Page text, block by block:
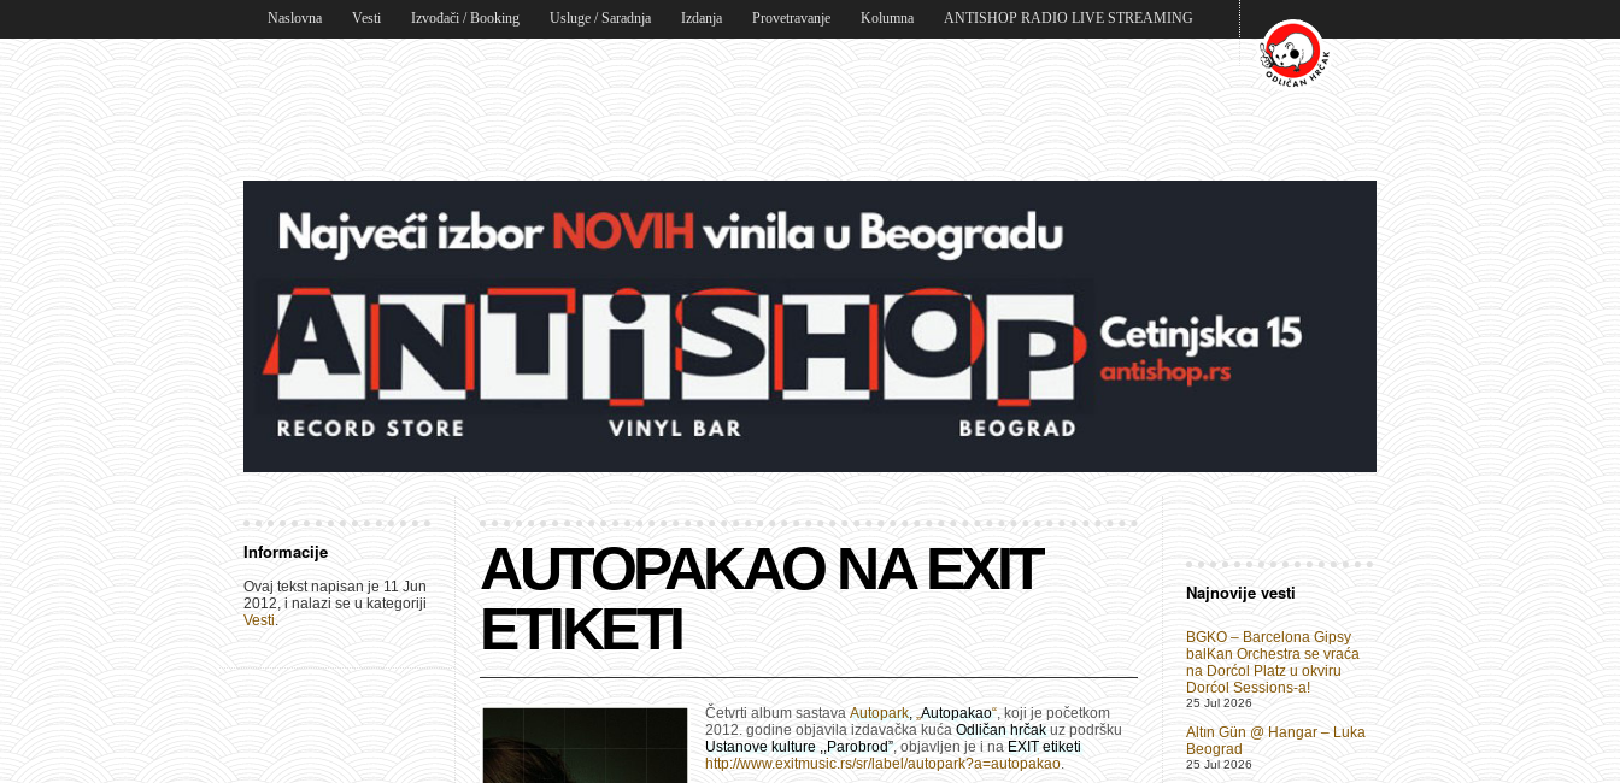
Naslovna Vesti Izvođači / Booking Usluge / Saradnja Izdanja Provetravanje Kolumna ANTISHOP RADIO LIVE STREAMING
Informacije
Ovaj tekst napisan je 11 Jun
2012, i nalazi se u kategoriji
Vesti.
AUTOPAKAO NA EXIT
ETIKETI
Četvrti album sastavaAutopark, „Autopakao“, koji je početkom
2012. godine objavila izdavačka kuća Odličan hrčakuz podršku
Ustanove kulture ,,Parobrod”, objavljen je i na EXIT etiketi
http://www.exitmusic.rs/sr/label/autopark?a=autopakao.
Najnovije vesti
BGKO – Barcelona Gipsy
balKan Orchestra se vraća
na Dorćol Platz u okviru
Dorćol Sessions-a!
25 Jul 2026
Altın Gün @ Hangar – Luka
Beograd
25 Jul 2026